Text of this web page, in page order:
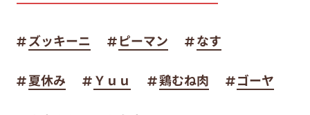
ズッキーニ ピーマン なす
夏休み Ｙｕｕ 鶏むね肉 ゴーヤ